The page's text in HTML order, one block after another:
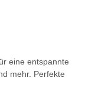
eine entspannte
mehr. Perfekte